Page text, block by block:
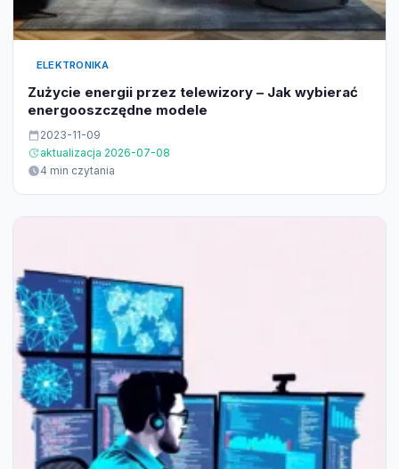
ELEKTRONIKA
Zużycie energii przez telewizory – Jak wybierać
energooszczędne modele
2023-11-09
aktualizacja 2026-07-08
4 min czytania